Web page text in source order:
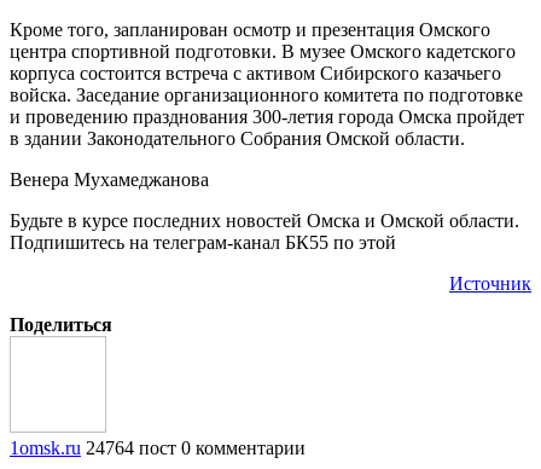
Кроме того, запланирован осмотр и презентация Омского
центра спортивной подготовки. В музее Омского кадетского
корпуса состоится встреча с активом Сибирского казачьего
войска. Заседание организационного комитета по подготовке
и проведению празднования 300-летия города Омска пройдет
в здании Законодательного Собрания Омской области.
Венера Мухамеджанова
Будьте в курсе последних новостей Омска и Омской области.
Подпишитесь на телеграм-канал БК55 по этой
Источник
Поделиться
1omsk.ru 24764 пост 0 комментарии